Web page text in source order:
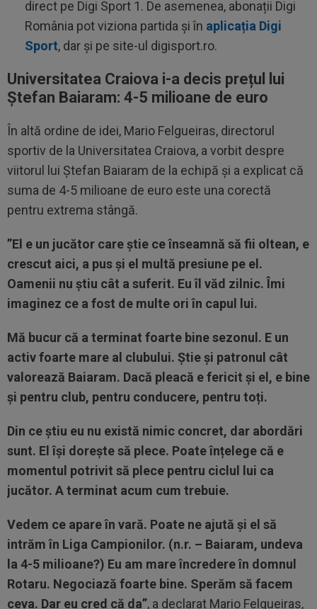
direct pe Digi Sport 1. De asemenea, abonații Digi
România pot viziona partida și în aplicația Digi
Sport, dar și pe site-ul digisport.ro.
Universitatea Craiova i-a decis prețul lui
Ștefan Baiaram: 4-5 milioane de euro
În altă ordine de idei, Mario Felgueiras, directorul
sportiv de la Universitatea Craiova, a vorbit despre
viitorul lui Ștefan Baiaram de la echipă și a explicat că
suma de 4-5 milioane de euro este una corectă
pentru extrema stângă.
”El e un jucător care știe ce înseamnă să fii oltean, e
crescut aici, a pus și el multă presiune pe el.
Oamenii nu știu cât a suferit. Eu îl văd zilnic. Îmi
imaginez ce a fost de multe ori în capul lui.
Mă bucur că a terminat foarte bine sezonul. E un
activ foarte mare al clubului. Știe și patronul cât
valorează Baiaram. Dacă pleacă e fericit și el, e bine
și pentru club, pentru conducere, pentru toți.
Din ce știu eu nu există nimic concret, dar abordări
sunt. El își dorește să plece. Poate înțelege că e
momentul potrivit să plece pentru ciclul lui ca
jucător. A terminat acum cum trebuie.
Vedem ce apare în vară. Poate ne ajută și el să
intrăm în Liga Campionilor. (n.r. – Baiaram, undeva
la 4-5 milioane?) Eu am mare încredere în domnul
Rotaru. Negociază foarte bine. Sperăm să facem
ceva. Dar eu cred că da”, a declarat Mario Felgueiras,